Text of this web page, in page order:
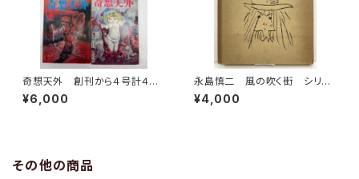
奇想天外 創刊から４号計４
冊 井上洋介表紙 1974年
盛光社
¥6,000
永島慎二 風の吹く街 シリー
ズ青いカモメSIDE4 限定番号
0646 1976年 函 青林堂
¥4,000
その他の商品